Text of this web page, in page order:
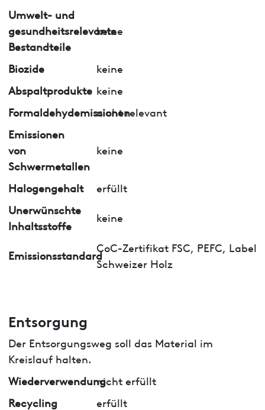
Umwelt- und
gesundheitsrelevante
Bestandteile
keine
Biozide
keine
Abspaltprodukte keine
Formaldehydemissionennicht relevant
Emissionen
von
Schwermetallen
keine
Halogengehalt
erfüllt
Unerwünschte
Inhaltsstoffe
keine
Emissionsstandard
CoC-Zertifikat FSC, PEFC, Label
Schweizer Holz
Entsorgung
Der Entsorgungsweg soll das Material im
Kreislauf halten.
Wiederverwendungnicht erfüllt
Recycling
erfüllt